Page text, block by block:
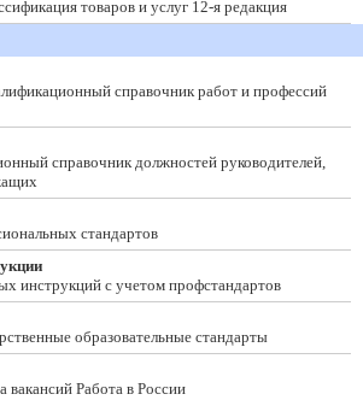
товаров и услуг 12-я редакция
справочник работ и профессий
справочник должностей руководителей,
стандартов
инструкций с учетом профстандартов
образовательные стандарты
вакансий Работа в России